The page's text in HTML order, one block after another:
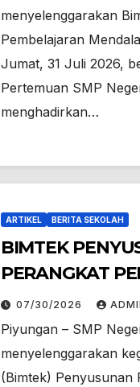
menyelenggarakan
Pembelajaran
Jumat, 31 Juli 2026,
Pertemuan SMP
menghadirkan…
ARTIKEL BERITA SEKOLAH
BIMTEK
PERANGKAT
DI SMP NEGERI
07/30/2026
Piyungan – SMP
menyelenggarakan
(Bimtek) Penyusunan